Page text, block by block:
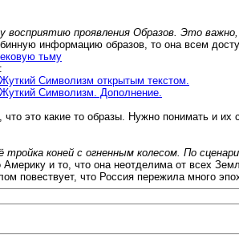
восприятию проявления Образов. Это
информацию образов, то она всем
тьму
Символизм открытым текстом.
Символизм. Дополнение.
что это какие то образы. Нужно понимать и их
коней с огненным колесом. По
и то, что она неотделима от всех
повествует, что Россия пережила много